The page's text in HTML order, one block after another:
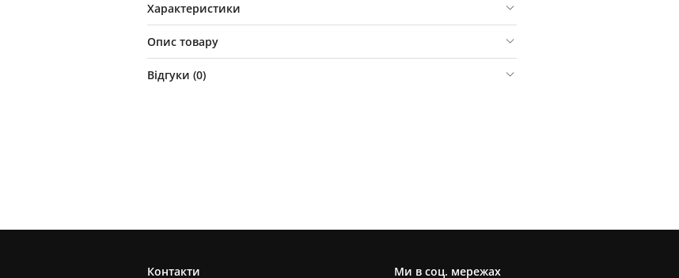
Характеристики
Опис товару
Відгуки (0)
Контакти Ми в соц. мережах